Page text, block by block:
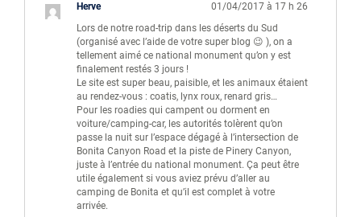
Herve
01/04/2017 à 17 h 26
Lors de notre road-trip dans les déserts du Sud
(organisé avec l’aide de votre super blog 😉 ), on a
tellement aimé ce national monument qu’on y est
finalement restés 3 jours !
Le site est super beau, paisible, et les animaux étaient
au rendez-vous : coatis, lynx roux, renard gris…
Pour les roadies qui campent ou dorment en
voiture/camping-car, les autorités tolèrent qu’on
passe la nuit sur l’espace dégagé à l’intersection de
Bonita Canyon Road et la piste de Pinery Canyon,
juste à l’entrée du national monument. Ça peut être
utile également si vous aviez prévu d’aller au
camping de Bonita et qu’il est complet à votre
arrivée.